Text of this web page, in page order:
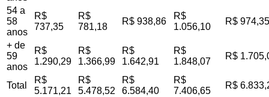
54 a
58
anos
R$
737,35
R$
781,18
R$ 938,86
R$
1.056,10
R$ 974,35
+ de
59
anos
R$
1.290,29
R$
1.366,99
R$
1.642,91
R$
1.848,07
R$
Total
R$
5.171,21
R$
5.478,52
R$
6.584,40
R$
7.406,65
R$